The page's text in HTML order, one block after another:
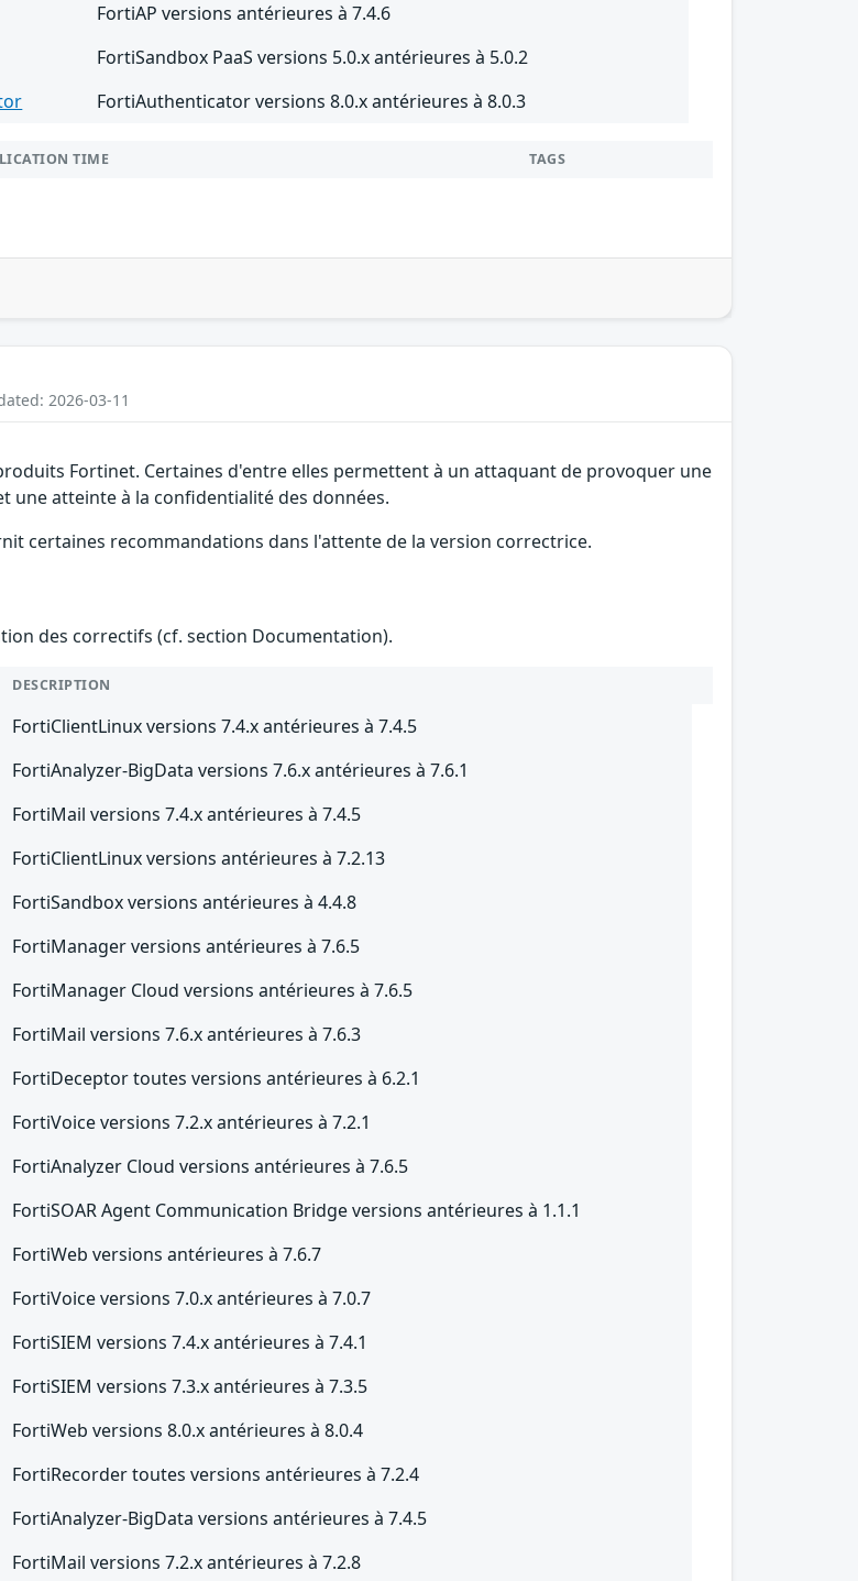
FortiAP versions antérieures à 7.4.6
FortiSandbox PaaS versions 5.0.x antérieures à 5.0.2
FortiAuthenticator versions 8.0.x antérieures à 8.0.3
TIME TAGS
2026-03-11
Fortinet. Certaines d'entre elles permettent à un attaquant de provoquer une
une atteinte à la confidentialité des données.
certaines recommandations dans l'attente de la version correctrice.
des correctifs (cf. section Documentation).
DESCRIPTION
FortiClientLinux versions 7.4.x antérieures à 7.4.5
FortiAnalyzer-BigData versions 7.6.x antérieures à 7.6.1
FortiMail versions 7.4.x antérieures à 7.4.5
FortiClientLinux versions antérieures à 7.2.13
FortiSandbox versions antérieures à 4.4.8
FortiManager versions antérieures à 7.6.5
FortiManager Cloud versions antérieures à 7.6.5
FortiMail versions 7.6.x antérieures à 7.6.3
FortiDeceptor toutes versions antérieures à 6.2.1
FortiVoice versions 7.2.x antérieures à 7.2.1
FortiAnalyzer Cloud versions antérieures à 7.6.5
FortiSOAR Agent Communication Bridge versions antérieures à 1.1.1
FortiWeb versions antérieures à 7.6.7
FortiVoice versions 7.0.x antérieures à 7.0.7
FortiSIEM versions 7.4.x antérieures à 7.4.1
FortiSIEM versions 7.3.x antérieures à 7.3.5
FortiWeb versions 8.0.x antérieures à 8.0.4
FortiRecorder toutes versions antérieures à 7.2.4
FortiAnalyzer-BigData versions antérieures à 7.4.5
FortiMail versions 7.2.x antérieures à 7.2.8